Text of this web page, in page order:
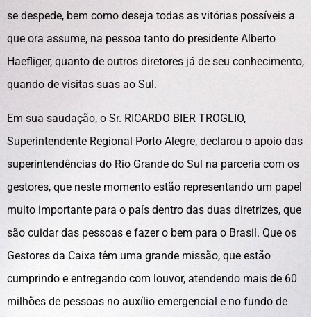
se despede, bem como deseja todas as vitórias possíveis a
que ora assume, na pessoa tanto do presidente Alberto
Haefliger, quanto de outros diretores já de seu conhecimento,
quando de visitas suas ao Sul.
Em sua saudação, o Sr. RICARDO BIER TROGLIO,
Superintendente Regional Porto Alegre, declarou o apoio das
superintendências do Rio Grande do Sul na parceria com os
gestores, que neste momento estão representando um papel
muito importante para o país dentro das duas diretrizes, que
são cuidar das pessoas e fazer o bem para o Brasil. Que os
Gestores da Caixa têm uma grande missão, que estão
cumprindo e entregando com louvor, atendendo mais de 60
milhões de pessoas no auxílio emergencial e no fundo de